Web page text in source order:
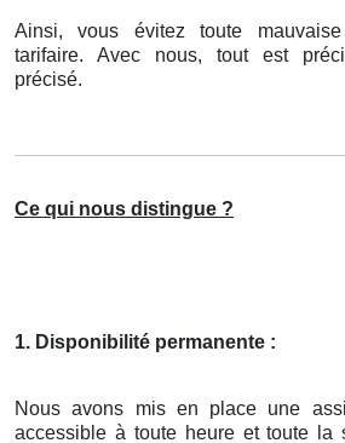
Ainsi, vous évitez toute
tarifaire. Avec nous, tout est
précisé.
Ce qui nous distingue ?
1. Disponibilité permanente :
Nous avons mis en place une
accessible à toute heure et toute la